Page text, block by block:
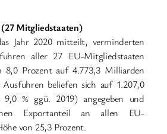
Mitgliedstaaten)
Jahr 2020 mitteilt, verminderten
aller 27 EU-Mitgliedstaaten
8,0 Prozent auf 4.773,3 Milliarden
Ausfuhren beliefen sich auf 1.207,0
% ggü. 2019) angegeben und
Exportanteil an allen EU-
von 25,3 Prozent.